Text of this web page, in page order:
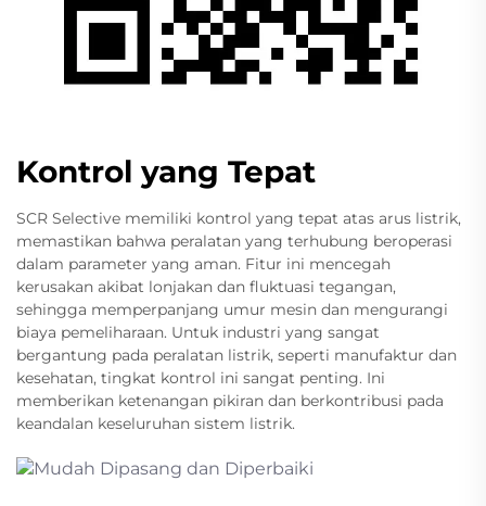
Kontrol yang Tepat
SCR Selective memiliki kontrol yang tepat atas arus listrik,
memastikan bahwa peralatan yang terhubung beroperasi
dalam parameter yang aman. Fitur ini mencegah
kerusakan akibat lonjakan dan fluktuasi tegangan,
sehingga memperpanjang umur mesin dan mengurangi
biaya pemeliharaan. Untuk industri yang sangat
bergantung pada peralatan listrik, seperti manufaktur dan
kesehatan, tingkat kontrol ini sangat penting. Ini
memberikan ketenangan pikiran dan berkontribusi pada
keandalan keseluruhan sistem listrik.